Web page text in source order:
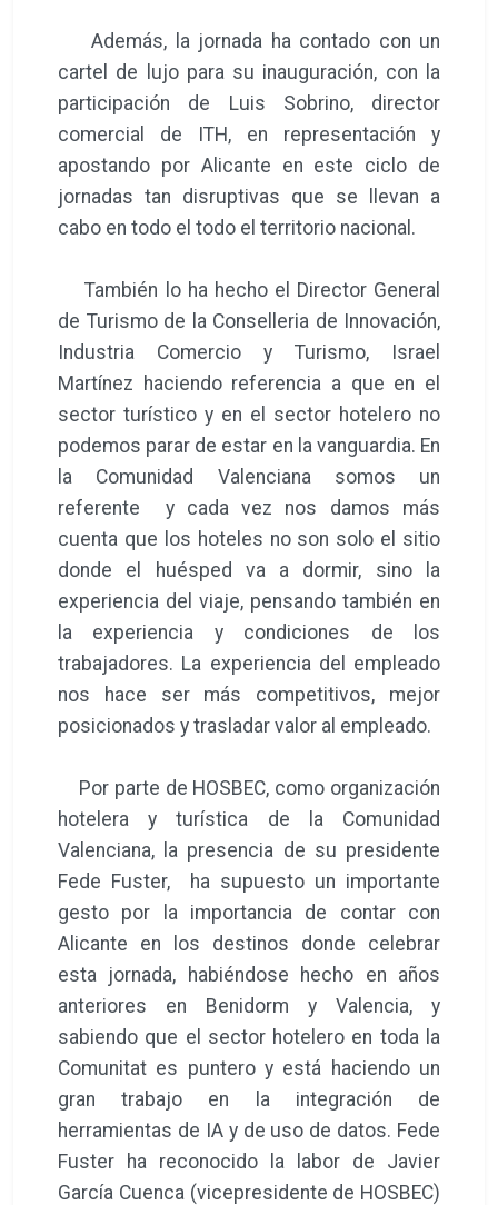
Además, la jornada ha contado con un
cartel de lujo para su inauguración, con la
participación de Luis Sobrino, director
comercial de ITH, en representación y
apostando por Alicante en este ciclo de
jornadas tan disruptivas que se llevan a
cabo en todo el todo el territorio nacional.
También lo ha hecho el Director General
de Turismo de la Conselleria de Innovación,
Industria Comercio y Turismo, Israel
Martínez haciendo referencia a que en el
sector turístico y en el sector hotelero no
podemos parar de estar en la vanguardia. En
la Comunidad Valenciana somos un
referente y cada vez nos damos más
cuenta que los hoteles no son solo el sitio
donde el huésped va a dormir, sino la
experiencia del viaje, pensando también en
la experiencia y condiciones de los
trabajadores. La experiencia del empleado
nos hace ser más competitivos, mejor
posicionados y trasladar valor al empleado.
Por parte de HOSBEC, como organización
hotelera y turística de la Comunidad
Valenciana, la presencia de su presidente
Fede Fuster, ha supuesto un importante
gesto por la importancia de contar con
Alicante en los destinos donde celebrar
esta jornada, habiéndose hecho en años
anteriores en Benidorm y Valencia, y
sabiendo que el sector hotelero en toda la
Comunitat es puntero y está haciendo un
gran trabajo en la integración de
herramientas de IA y de uso de datos. Fede
Fuster ha reconocido la labor de Javier
García Cuenca (vicepresidente de HOSBEC)